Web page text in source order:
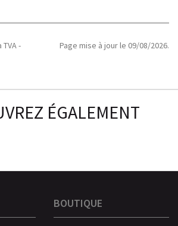
-
Page mise à jour le 09/08/2026.
ÉGALEMENT
BOUTIQUE